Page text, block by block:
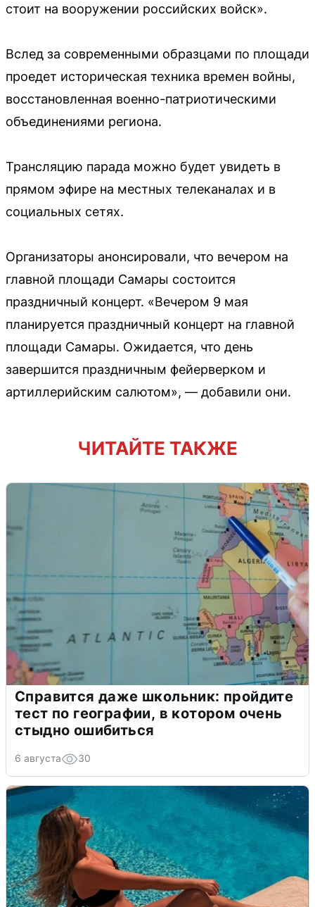
стоит на вооружении российских войск».
Вслед за современными образцами по площади
проедет историческая техника времен войны,
восстановленная военно-патриотическими
объединениями региона.
Трансляцию парада можно будет увидеть в
прямом эфире на местных телеканалах и в
социальных сетях.
Организаторы анонсировали, что вечером на
главной площади Самары состоится
праздничный концерт. «Вечером 9 мая
планируется праздничный концерт на главной
площади Самары. Ожидается, что день
завершится праздничным фейерверком и
артиллерийским салютом», — добавили они.
ЧИТАЙТЕ ТАКЖЕ
Справится даже школьник: пройдите
тест по географии, в котором очень
стыдно ошибиться
6 августа 30